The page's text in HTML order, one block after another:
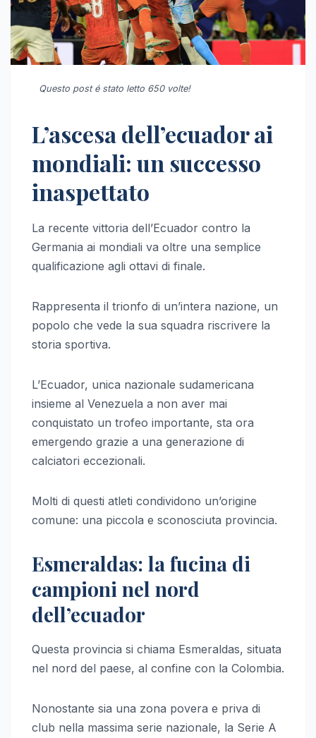
Questo post é stato letto 650 volte!
L’ascesa dell’ecuador ai
mondiali: un successo
inaspettato
La recente vittoria dell’Ecuador contro la
Germania ai mondiali va oltre una semplice
qualificazione agli ottavi di finale.
Rappresenta il trionfo di un’intera nazione, un
popolo che vede la sua squadra riscrivere la
storia sportiva.
L’Ecuador, unica nazionale sudamericana
insieme al Venezuela a non aver mai
conquistato un trofeo importante, sta ora
emergendo grazie a una generazione di
calciatori eccezionali.
Molti di questi atleti condividono un’origine
comune: una piccola e sconosciuta provincia.
Esmeraldas: la fucina di
campioni nel nord
dell’ecuador
Questa provincia si chiama Esmeraldas, situata
nel nord del paese, al confine con la Colombia.
Nonostante sia una zona povera e priva di
club nella massima serie nazionale, la Serie A